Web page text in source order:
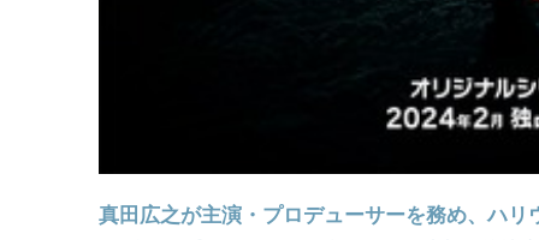
真田広之が主演・プロデューサーを務め、ハ